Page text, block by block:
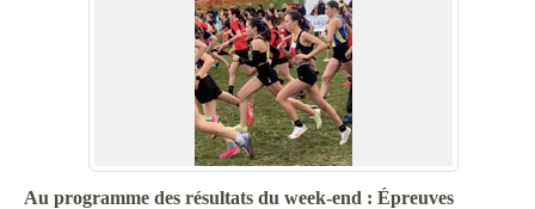
Au programme des résultats du week-end : Épreuves